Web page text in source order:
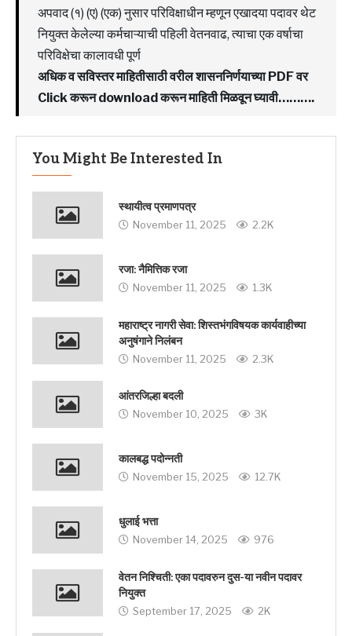
अपवाद (१) (ए) (एक) नुसार परिविक्षाधीन म्हणून एखादया पदावर थेट
नियुक्त केलेल्या कर्मचाऱ्याची पहिली वेतनवाढ, त्याचा एक वर्षाचा
परिविक्षेचा कालावधी पूर्ण
अधिक व सविस्तर माहितीसाठी वरील शासननिर्णयाच्या PDF वर
Click करून download करून माहिती मिळवून घ्यावी……….
You Might Be Interested In
स्थायीत्व प्रमाणपत्र
November 11, 2025 2.2K
रजा: नैमित्तिक रजा
November 11, 2025 1.3K
महाराष्ट्र नागरी सेवा: शिस्तभंगविषयक कार्यवाहीच्या
अनुषंगाने निलंबन
November 11, 2025 2.3K
आंतरजिल्हा बदली
November 10, 2025 3K
कालबद्ध पदोन्नती
November 15, 2025 12.7K
धुलाई भत्ता
November 14, 2025 976
वेतन निश्चिती: एका पदावरुन दुस-या नवीन पदावर
नियुक्‍त
September 17, 2025 2K